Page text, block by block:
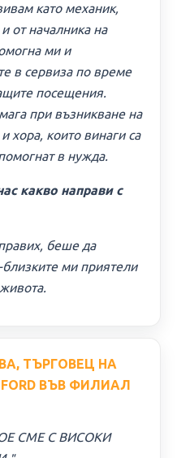
като механик,
от началника на
ми и
в сервиза по време
посещения.
при възникване на
хора, които винаги са
в нужда.
какво направи с
беше да
ми приятели
ТЪРГОВЕЦ НА
ВЪВ ФИЛИАЛ
СМЕ С ВИСОКИ